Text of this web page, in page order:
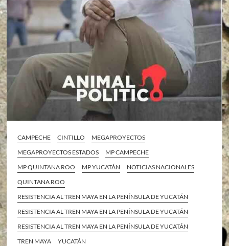
CAMPECHE CINTILLO
MEGAPROYECTOS
MEGAPROYECTOS ESTADOS
MP CAMPECHE
MP QUINTANA ROO
MP YUCATÁN
NOTICIAS NACIONALES
QUINTANA ROO
RESISTENCIA AL TREN MAYA EN LA PENÍNSULA DE YUCATÁN
RESISTENCIA AL TREN MAYA EN LA PENÍNSULA DE YUCATÁN
RESISTENCIA AL TREN MAYA EN LA PENÍNSULA DE YUCATÁN
TREN MAYA
YUCATÁN